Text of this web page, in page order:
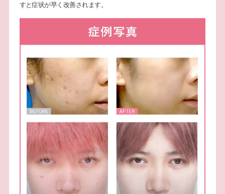
すと症状が早く改善されます。